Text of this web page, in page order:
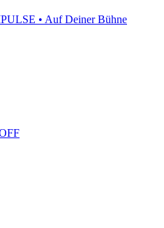
• Auf Deiner Bühne